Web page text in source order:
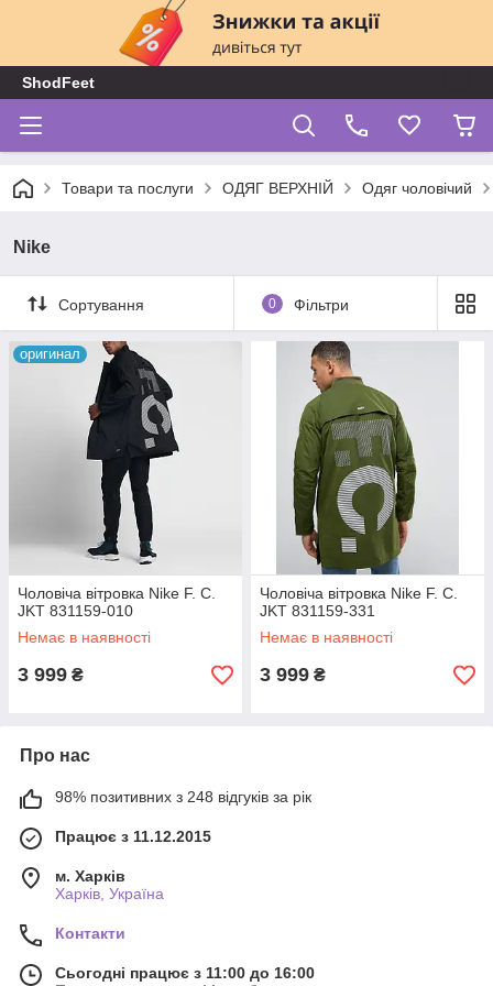
ShodFeet
Товари та послуги ОДЯГ ВЕРХНІЙ Одяг чоловічий
Nike
Сортування 0 Фільтри
оригинал
Чоловіча вітровка Nike F. C.
JKT 831159-010
Немає в наявності
3 999 ₴
Чоловіча вітровка Nike F. C.
JKT 831159-331
Немає в наявності
3 999 ₴
Про нас
98% позитивних з 248 відгуків за рік
Працює з 11.12.2015
м. Харків
Харків, Україна
Контакти
Сьогодні працює з 11:00 до 16:00